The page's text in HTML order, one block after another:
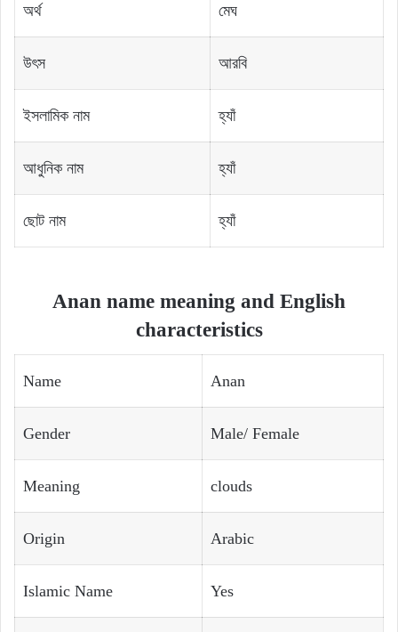
অর্থ মেঘ
উৎস আরবি
ইসলামিক নাম হ্যাঁ
আধুনিক নাম হ্যাঁ
ছোট নাম হ্যাঁ
Anan name meaning and English
characteristics
Name Anan
Gender Male/ Female
Meaning clouds
Origin Arabic
Islamic Name Yes